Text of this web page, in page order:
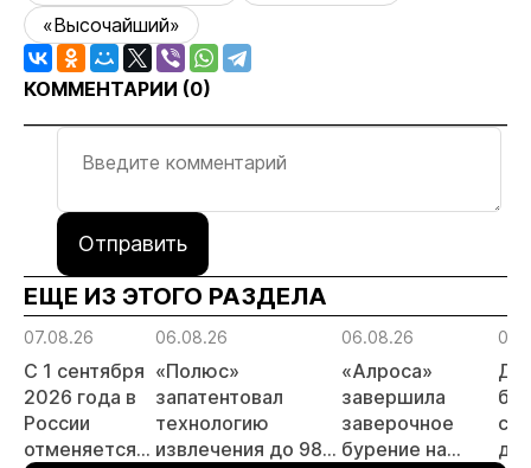
«Высочайший»
КОММЕНТАРИИ (0)
Отправить
ЕЩЕ ИЗ ЭТОГО РАЗДЕЛА
07.08.26
С 1 сентября
2026 года в
России
отменяется
06.08.26
«Полюс»
запатентовал
технологию
извлечения до 98%
06.08.26
«Алроса»
завершила
заверочное
бурение на